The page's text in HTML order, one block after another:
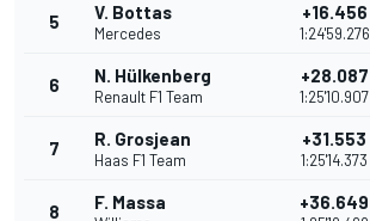
5 V. Bottas
Mercedes
+16.456
1:24'59.276
6 N. Hülkenberg
Renault F1 Team
+28.087
1:25'10.907
7 R. Grosjean
Haas F1 Team
+31.553
1:25'14.373
8 F. Massa +36.649